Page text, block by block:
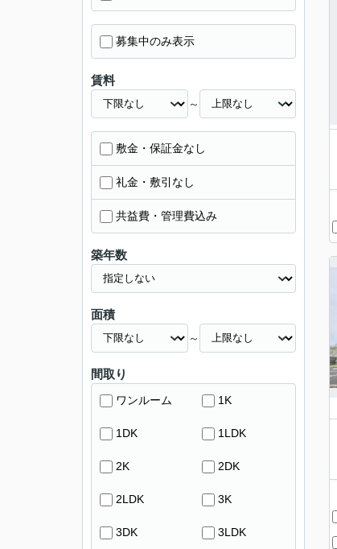
募集中のみ表示
賃料
～
敷金・保証金なし
礼金・敷引なし
共益費・管理費込み
築年数
面積
～
間取り
ワンルーム 1K
1DK 1LDK
2K 2DK
2LDK 3K
3DK 3LDK